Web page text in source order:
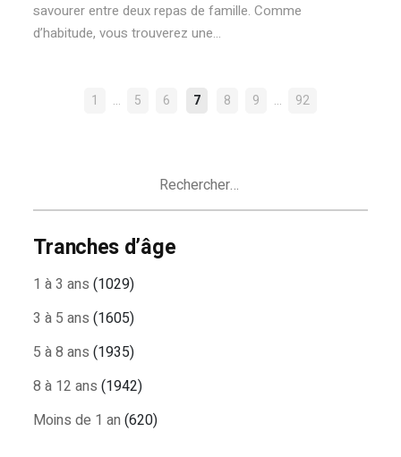
savourer entre deux repas de famille. Comme
d’habitude, vous trouverez une...
NAVIGATION
1 … 5 6 7 8 9 … 92
Tranches d’âge
1 à 3 ans (1029)
3 à 5 ans (1605)
5 à 8 ans (1935)
8 à 12 ans (1942)
Moins de 1 an (620)